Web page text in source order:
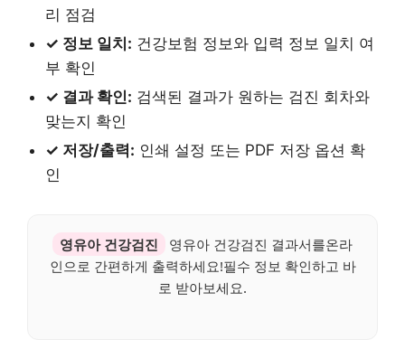
리 점검
✓ 정보 일치: 건강보험 정보와 입력 정보 일치 여
부 확인
✓ 결과 확인: 검색된 결과가 원하는 검진 회차와
맞는지 확인
✓ 저장/출력: 인쇄 설정 또는 PDF 저장 옵션 확
인
영유아 건강검진
영유아 건강검진 결과서를온라
인으로 간편하게 출력하세요!필수 정보 확인하고 바
로 받아보세요.